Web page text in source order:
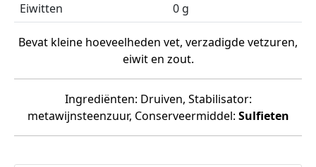
Eiwitten
0 g
Bevat kleine hoeveelheden vet, verzadigde vetzuren,
eiwit en zout.
Ingrediënten: Druiven, Stabilisator:
metawijnsteenzuur, Conserveermiddel: Sulfieten